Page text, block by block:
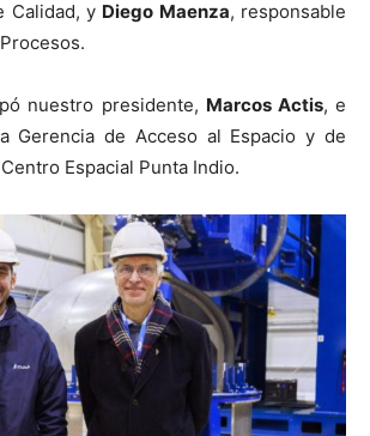
Calidad, y Diego Maenza, responsable
nuestro presidente, Marcos Actis, e
Gerencia de Acceso al Espacio y de
Espacial Punta Indio.